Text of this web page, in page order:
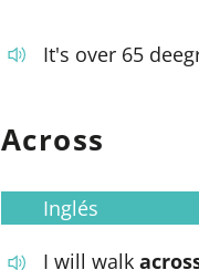
It's over 65
Across
Inglés
I will walk